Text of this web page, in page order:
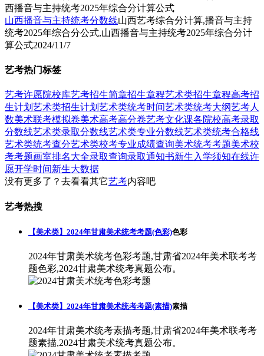
山西播音与主持统考分数线山西艺考综合分计算,播音与主持
统考2025年综合分公式,山西播音与主持统考2025年综合分计
算公式2024/11/7
艺考热门标签
艺考许愿院校库艺考招生简章招生章程艺术类招生章程高考招
生计划 艺术类招生计划 艺术类统考时间艺术类统考大纲艺考人
数美术联考模拟卷美术高考高分卷艺考文化课各院校高考录取
分数线艺术类录取分数线艺术类专业分数线艺术类统考合格线
艺术类统考查分艺术类校考专业成绩查询美术统考考题美术校
考考题画室排名大全录取查询录取通知书新生入学须知在线许
愿开学时间新生大数据
没有更多了？去看看其它艺考内容吧
艺考热搜
【美术类】2024年甘肃美术统考考题(色彩)色彩
2024年甘肃美术统考色彩考题,甘肃省2024年美术联考考
题色彩,2024甘肃美术统考真题公布。
【美术类】2024年甘肃美术统考考题(素描)素描
2024年甘肃美术统考素描考题,甘肃省2024年美术联考考
题素描,2024甘肃美术统考真题公布。